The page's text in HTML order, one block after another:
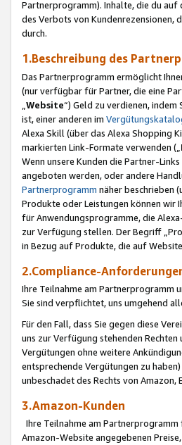
Partnerprogramm). Inhalte, die du auf
des Verbots von
durch.
1.Beschreibung des
Das Partnerprogramm ermöglicht
(nur verfügbar für Partner, die eine
Website“) Geld zu verdienen, indem
ist, einer anderen im
Alexa Skill (über das Alexa Shopping
markierten Link-Formate verwenden („
Wenn unsere Kunden die Partner-
angeboten werden, oder andere
Partnerprogramm näher beschrieben
Produkte oder Leistungen können wir
für Anwendungsprogramme, die
zur Verfügung stellen. Der Begriff
in Bezug auf Produkte, die auf
2.Compliance-
Ihre Teilnahme am Partnerprogramm
Sie sind verpflichtet, uns umgehend
Für den Fall, dass Sie gegen diese
uns zur Verfügung stehenden
Vergütungen ohne weitere
entsprechende Vergütungen zu
unbeschadet des Rechts von
3.Amazon-Kunden
Ihre Teilnahme am Partnerprogramm
Amazon-Website angegebenen